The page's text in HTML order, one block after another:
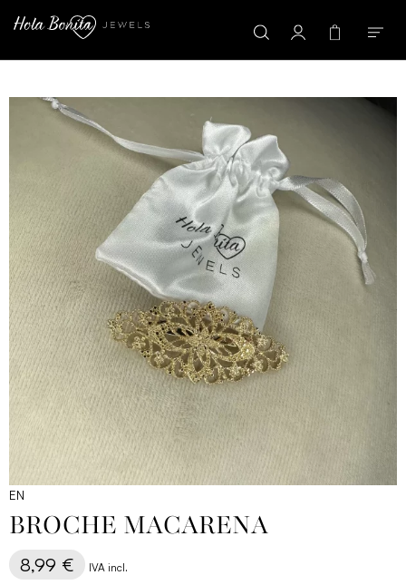
EN
BROCHE MACARENA
8,99 € IVA incl.